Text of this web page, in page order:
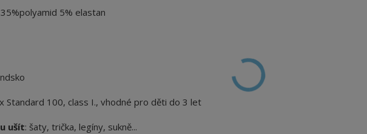
5% elastan
Standard 100, class I., vhodné pro děti do 3 let
ušít: šaty, trička, legíny, sukně...